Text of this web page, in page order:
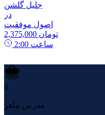
جلیل گلشن
در
اصول موفقیت
2,375,000 تومان
2:00 ساعت
0
مدرس ماهر